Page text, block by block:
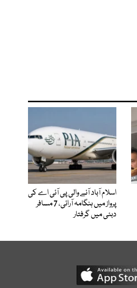
اسلام آباد آنے والی پی آئی اے کی
پرواز میں ہنگامہ آرائی، 7 مسافر
دبئی میں گرفتار